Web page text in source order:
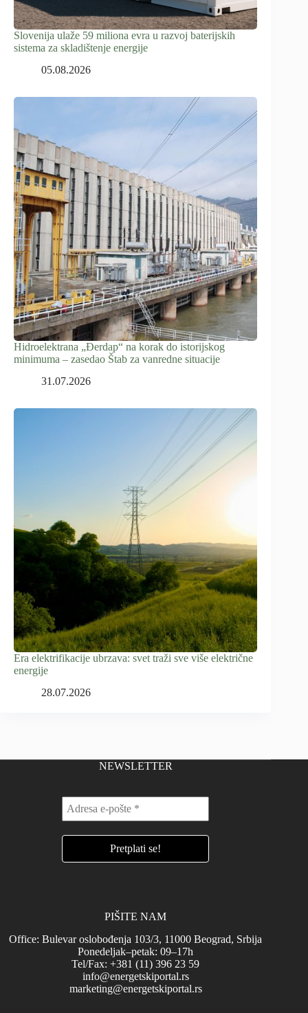
Slovenija ulaže 59 miliona evra u razvoj baterijskih
sistema za skladištenje energije
05.08.2026
Hidroelektrana „Đerdap“ na korak do istorijskog
minimuma – zasedao Štab za vanredne situacije
31.07.2026
Era elektrifikacije ubrzava: svet traži sve više električne
energije
28.07.2026
NEWSLETTER
PIŠITE NAM
Office: Bulevar oslobođenja 103/3, 11000 Beograd, Srbija
Ponedeljak–petak: 09–17h
Tel/Fax: +381 (11) 396 23 59
info@energetskiportal.rs
marketing@energetskiportal.rs